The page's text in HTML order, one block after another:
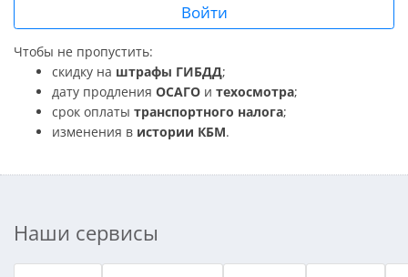
Войти
Чтобы не пропустить:
скидку на штрафы ГИБДД;
дату продления ОСАГО и техосмотра;
срок оплаты транспортного налога;
изменения в истории КБМ.
Наши сервисы